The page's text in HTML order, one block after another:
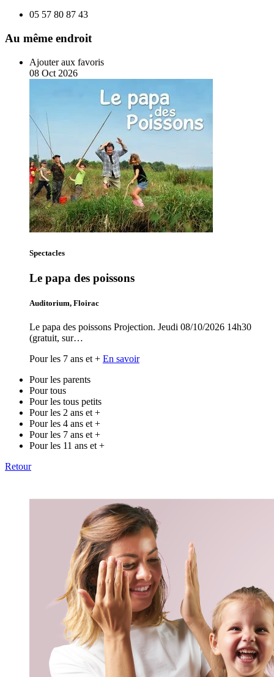
05 57 80 87 43
Au même endroit
Ajouter aux favoris
08 Oct 2026
Spectacles
Le papa des poissons
Auditorium, Floirac
Le papa des poissons Projection. Jeudi 08/10/2026 14h30
(gratuit, sur…
Pour les 7 ans et + En savoir
Pour les parents
Pour tous
Pour les tous petits
Pour les 2 ans et +
Pour les 4 ans et +
Pour les 7 ans et +
Pour les 11 ans et +
Retour